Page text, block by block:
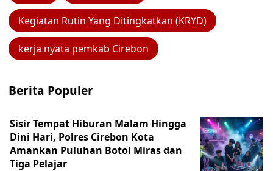
Kegiatan Rutin Yang Ditingkatkan (KRYD)
kerja nyata pemkab Cirebon
Berita Populer
Sisir Tempat Hiburan Malam Hingga
Dini Hari, Polres Cirebon Kota
Amankan Puluhan Botol Miras dan
Tiga Pelajar